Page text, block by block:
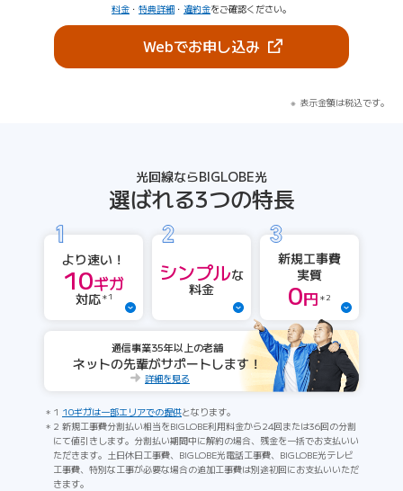
料金 ・ 特典詳細 ・ 違約金をご確認ください。
Webでお申し込み（新しいタブで開き
表示金額は税込です。
光回線ならBIGLOBE光
選ばれる3つの特長
より速い！
10ギガ
対応＊1
シンプルな
料金
新規工事費
実質
0円 ＊2
通信事業35年以上の老舗
ネットの先輩がサポートします！
詳細を見る
1 10ギガは一部エリアでの提供となります。
2 新規工事費分割払い相当をBIGLOBE利用料金から24回または36回の分割
にて値引きします。分割払い期間中に解約の場合、残金を一括でお支払いい
ただきます。土日休日工事費、BIGLOBE光電話工事費、BIGLOBE光テレビ
工事費、特別な工事が必要な場合の追加工事費は別途初回にお支払いいただ
きます。